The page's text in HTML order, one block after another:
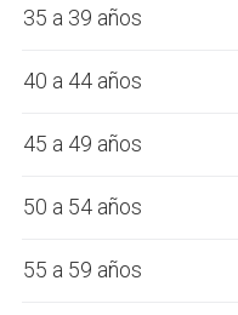
35 a 39 años
40 a 44 años
45 a 49 años
50 a 54 años
55 a 59 años